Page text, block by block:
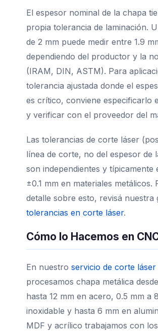
El espesor nominal de la chapa
propia tolerancia de laminación.
de 2 mm puede medir entre 1.9
dependiendo del productor y la
(IRAM, DIN, ASTM). Para
tolerancia ajustada donde el
es crítico, conviene especificarlo
y verificar con el proveedor del
Las tolerancias de corte láser
línea de corte, no del espesor de
son independientes y típicamente
±0.1 mm en materiales metálicos.
detalle sobre esto, revisá nuestra
tolerancias en corte láser.
Cómo lo Hacemos en
En nuestro servicio de corte láser
procesamos chapa metálica
hasta 12 mm en acero, 0.5 mm a
inoxidable y hasta 6 mm en
MDF y acrílico trabajamos con